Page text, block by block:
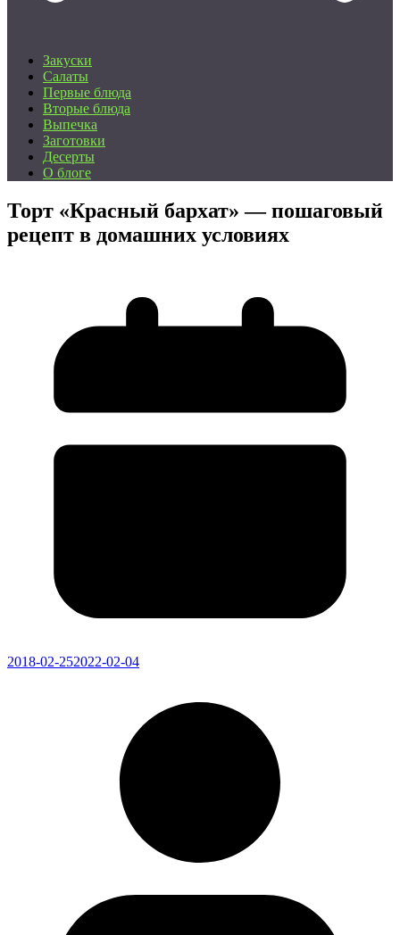
Закуски
Салаты
Первые блюда
Вторые блюда
Выпечка
Заготовки
Десерты
О блоге
Торт «Красный бархат» — пошаговый
рецепт в домашних условиях
2018-02-252022-02-04